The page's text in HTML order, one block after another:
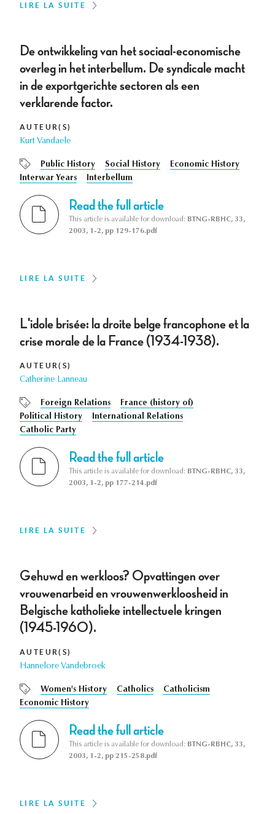
LIRE LA SUITE
De ontwikkeling van het sociaal-economische
overleg in het interbellum. De syndicale macht
in de exportgerichte sectoren als een
verklarende factor.
AUTEUR(S)
Kurt Vandaele
Public History Social History
Economic History
Interwar Years
Interbellum
Read the full article
This article is available for download: BTNG-RBHC, 33,
2003, 1-2, pp 129-176.pdf
LIRE LA SUITE
L'idole brisée: la droite belge francophone et la
crise morale de la France (1934-1938).
AUTEUR(S)
Catherine Lanneau
Foreign Relations
France (history of)
Political History
International Relations
Catholic Party
Read the full article
This article is available for download: BTNG-RBHC, 33,
2003, 1-2, pp 177-214.pdf
LIRE LA SUITE
Gehuwd en werkloos? Opvattingen over
vrouwenarbeid en vrouwenwerkloosheid in
Belgische katholieke intellectuele kringen
(1945-1960).
AUTEUR(S)
Hannelore Vandebroek
Women's History Catholics
Catholicism
Economic History
Read the full article
This article is available for download: BTNG-RBHC, 33,
2003, 1-2, pp 215-258.pdf
LIRE LA SUITE